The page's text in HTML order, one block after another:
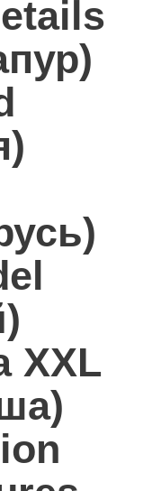
XXL